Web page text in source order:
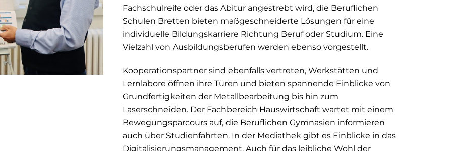
Fachschulreife oder das Abitur angestrebt wird, die Beruflichen
Schulen Bretten bieten maßgeschneiderte Lösungen für eine
individuelle Bildungskarriere Richtung Beruf oder Studium. Eine
Vielzahl von Ausbildungsberufen werden ebenso vorgestellt.
Kooperationspartner sind ebenfalls vertreten, Werkstätten und
Lernlabore öffnen ihre Türen und bieten spannende Einblicke von
Grundfertigkeiten der Metallbearbeitung bis hin zum
Laserschneiden. Der Fachbereich Hauswirtschaft wartet mit einem
Bewegungsparcours auf, die Beruflichen Gymnasien informieren
auch über Studienfahrten. In der Mediathek gibt es Einblicke in das
Digitalisierungsmanagement. Auch für das leibliche Wohl der